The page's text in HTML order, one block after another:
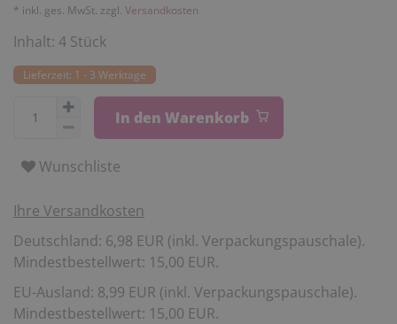
* inkl. ges. MwSt. zzgl. Versandkosten
Inhalt: 4 Stück
Lieferzeit: 1 - 3 Werktage
In den Warenkorb
Wunschliste
Ihre Versandkosten
Deutschland: 6,98 EUR (inkl. Verpackungspauschale).
Mindestbestellwert: 15,00 EUR.
EU-Ausland: 8,99 EUR (inkl. Verpackungspauschale).
Mindestbestellwert: 15,00 EUR.